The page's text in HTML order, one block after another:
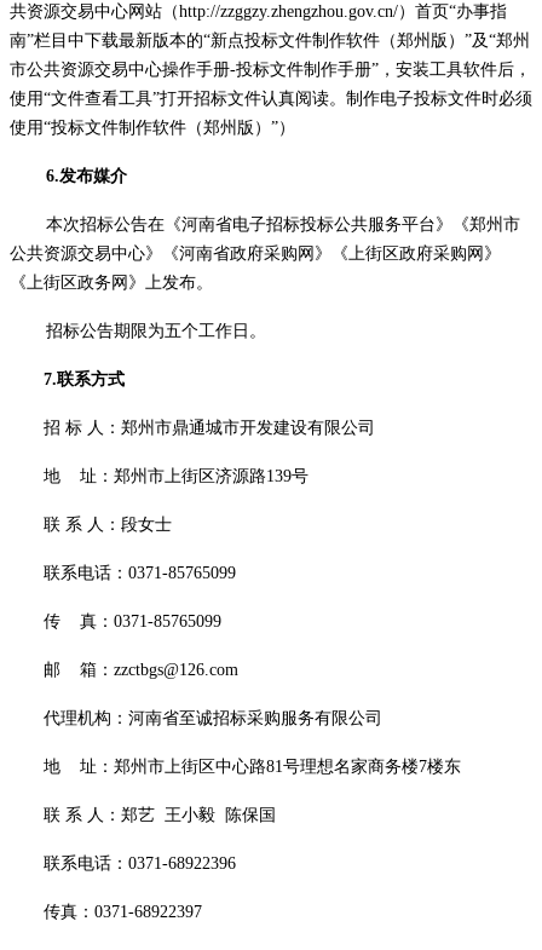
共资源交易中心网站（http://zzggzy.zhengzhou.gov.cn/）首页“办事指
南”栏目中下载最新版本的“新点投标文件制作软件（郑州版）”及“郑州
市公共资源交易中心操作手册-投标文件制作手册”，安装工具软件后，
使用“文件查看工具”打开招标文件认真阅读。制作电子投标文件时必须
使用“投标文件制作软件（郑州版）”）
6.发布媒介
本次招标公告在《河南省电子招标投标公共服务平台》《郑州市
公共资源交易中心》《河南省政府采购网》《上街区政府采购网》
《上街区政务网》上发布。
招标公告期限为五个工作日。
7.联系方式
招 标 人：郑州市鼎通城市开发建设有限公司
地 址：郑州市上街区济源路139号
联 系 人：段女士
联系电话： 0371-85765099
传 真： 0371-85765099
邮 箱： zzctbgs@126.com
代理机构：河南省至诚招标采购服务有限公司
地 址：郑州市上街区中心路81号理想名家商务楼7楼东
联 系 人：郑艺 王小毅 陈保国
联系电话： 0371-68922396
传真： 0371-68922397